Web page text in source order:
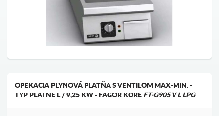
OPEKACIA PLYNOVÁ PLATŇA S VENTILOM MAX-MIN. -
TYP PLATNE L / 9,25 KW - FAGOR KORE FT-G905 V L LPG